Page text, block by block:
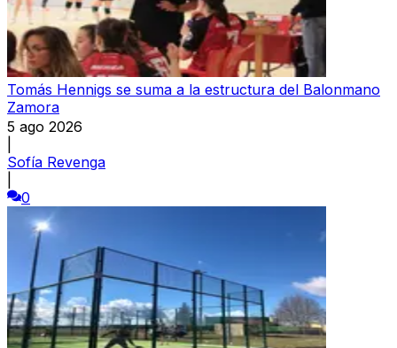
Tomás Hennigs se suma a la estructura del Balonmano
Zamora
5 ago 2026
Sofía Revenga
0